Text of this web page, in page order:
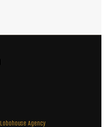
Lobohouse Agency